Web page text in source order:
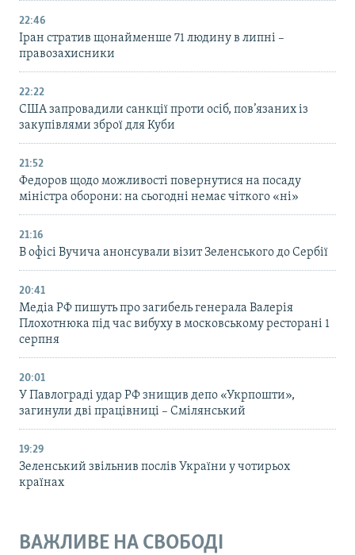
22:46
Іран стратив щонайменше 71 людину в липні –
правозахисники
22:22
США запровадили санкції проти осіб, пов’язаних із
закупівлями зброї для Куби
21:52
Федоров щодо можливості повернутися на посаду
міністра оборони: на сьогодні немає чіткого «ні»
21:16
В офісі Вучича анонсували візит Зеленського до Сербії
20:41
Медіа РФ пишуть про загибель генерала Валерія
Плохотнюка під час вибуху в московському ресторані 1
серпня
20:01
У Павлограді удар РФ знищив депо «Укрпошти»,
загинули дві працівниці – Смілянський
19:29
Зеленський звільнив послів України у чотирьох
країнах
ВАЖЛИВЕ НА СВОБОДІ